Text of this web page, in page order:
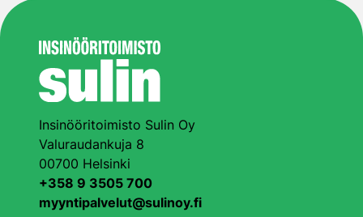
Insinööritoimisto Sulin Oy
Valuraudankuja 8
00700 Helsinki
+358 9 3505 700
myyntipalvelut@sulinoy.fi